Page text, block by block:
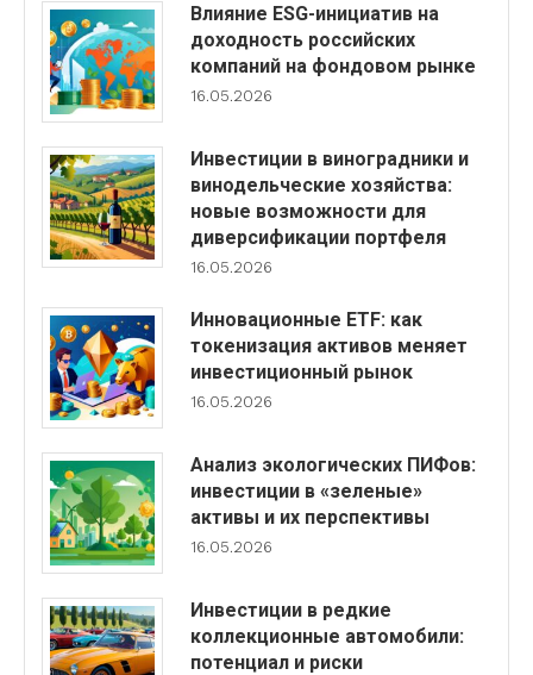
Влияние ESG-инициатив на
доходность российских
компаний на фондовом рынке
16.05.2026
Инвестиции в виноградники и
винодельческие хозяйства:
новые возможности для
диверсификации портфеля
16.05.2026
Инновационные ETF: как
токенизация активов меняет
инвестиционный рынок
16.05.2026
Анализ экологических ПИФов:
инвестиции в «зеленые»
активы и их перспективы
16.05.2026
Инвестиции в редкие
коллекционные автомобили:
потенциал и риски